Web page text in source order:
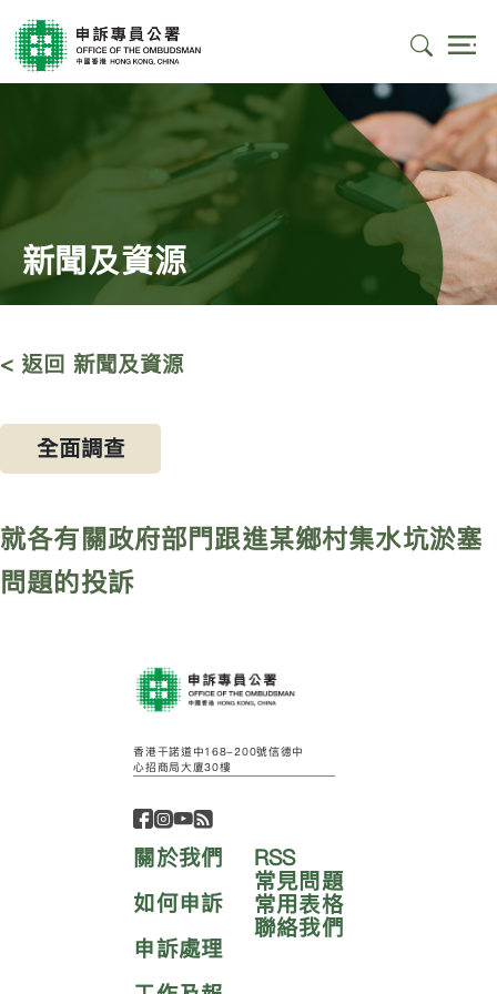
新聞及資源
< 返回 新聞及資源
全面調查
就各有關政府部門跟進某鄉村集水坑淤塞
問題的投訴
香港干諾道中168-200號信德中
心招商局大廈30樓
關於我們
如何申訴
申訴處理
RSS
常見問題
常用表格
聯絡我們